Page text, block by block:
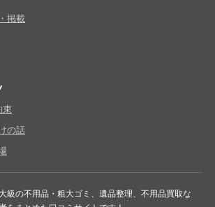
掲載
束
の話
級の不用品・粗大ゴミ、遺品整理、不用品買取な